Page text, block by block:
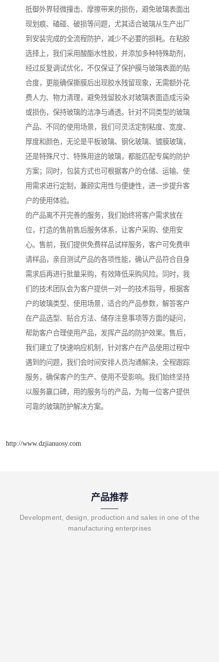
抵御外界轻微撞击、摩擦带来的损伤，避免玻璃表面出
现划痕、磕碰、破损等问题，尤其适合玻璃从生产出厂
到安装完成的全流程防护，减少不必要的损耗。在粘胶
选择上，我们采用酸酯水性胶，并添加多种特殊助剂，
经过反复调试优化，不仅保证了保护膜与玻璃表面的贴
合度，更能确保撕膜后出现胶水残留现象，无需额外花
费人力、物力清理，避免残留胶水对玻璃表面造成污染
或损伤，保持玻璃的洁净与通透。针对不同类型的玻璃
产品、不同的使用场景，我们可灵活定制粘度、宽度、
厚度和颜色，无论是平板玻璃、钢化玻璃、镀膜玻璃，
还是特殊尺寸、特殊用途的玻璃，都能匹配专属的防护
方案；同时，包装方式也可根据客户的仓储、运输、使
用需求进行定制，兼顾实用性与便捷性，进一步提升客
户的使用体验。
的产品离不开完善的服务，我们始终将客户需求放在
位，打造的售前售后服务体系，让客户采购、使用安
心。售前，我们提供免费样品试样服务，客户可免费申
请样品，亲自测试产品的各项性能，确认产品符合自身
需求后再进行批量采购，有效降低采购风险。同时，我
们的技术团队会为客户提供一对一的技术指导，根据客
户的玻璃类型、使用场景，适合的产品参数，解答客户
在产品选型、贴合方法、储存注意事项等方面的疑问，
帮助客户合理使用产品，发挥产品的防护效果。售后，
我们建立了快速响应机制，针对客户在产品使用过程中
遇到的问题，我们会时间安排人员沟通解决，全程跟踪
服务，确保客户的生产、使用不受影响。我们始终坚持
以服务赢口碑，用的服务与的产品，为每一位客户提供
可靠的玻璃防护解决方案。
http://www.dzjianuosy.com
产品推荐
Development, design, production and sales in one of the
manufacturing enterprises